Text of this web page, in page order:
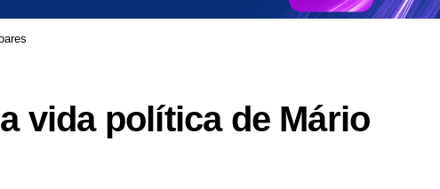
vida política de Mário